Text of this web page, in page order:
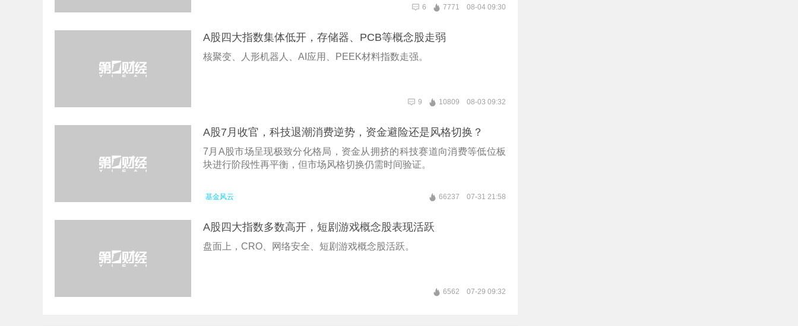
6 7771 08-04 09:30
A股四大指数集体低开，存储器、PCB等概念股走弱
核聚变、人形机器人、AI应用、PEEK材料指数走强。
9 10809 08-03 09:32
A股7月收官，科技退潮消费逆势，资金避险还是风格切换？
7月A股市场呈现极致分化格局，资金从拥挤的科技赛道向消费等低位板
块进行阶段性再平衡，但市场风格切换仍需时间验证。
基金风云 66237 07-31 21:58
A股四大指数多数高开，短剧游戏概念股表现活跃
盘面上，CRO、网络安全、短剧游戏概念股活跃。
6562 07-29 09:32